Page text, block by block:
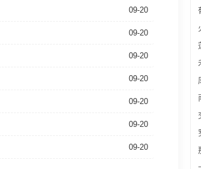
09-20
09-20
09-20
09-20
09-20
09-20
09-20